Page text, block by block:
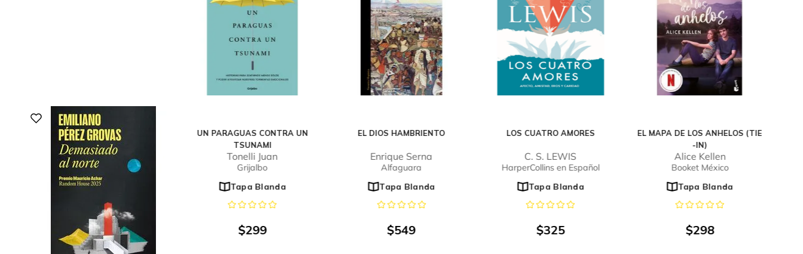
UN PARAGUAS CONTRA UN
TSUNAMI
Tonelli Juan
Grijalbo
Tapa Blanda
$299
EL DIOS HAMBRIENTO
Enrique Serna
Alfaguara
Tapa Blanda
$549
LOS CUATRO AMORES
C. S. LEWIS
HarperCollins en Español
Tapa Blanda
$325
EL MAPA DE LOS ANHELOS (TIE
-IN)
Alice Kellen
Booket México
Tapa Blanda
$298